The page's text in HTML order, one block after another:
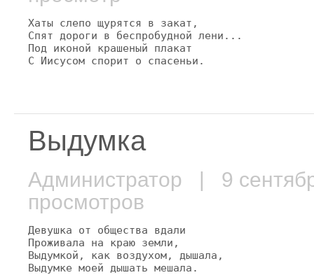
Хаты слепо щурятся в закат,
Спят дороги в беспробудной лени...
Под иконой крашеный плакат
С Иисусом спорит о спасеньи.
Выдумка
Администратор | 9
просмотров
Девушка от общества вдали
Проживала на краю земли,
Выдумкой, как воздухом, дышала,
Выдумке моей дышать мешала.